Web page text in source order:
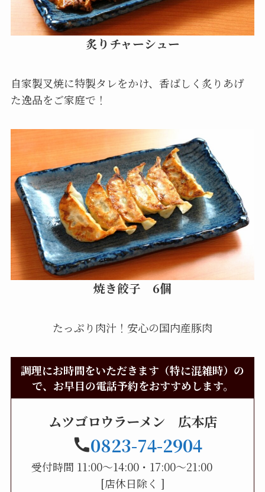
炙りチャーシュー
自家製叉焼に特製タレをかけ、香ばしく炙りあげ
た逸品をご家庭で！
焼き餃子 6個
たっぷり肉汁！安心の国内産豚肉
調理にお時間をいただきます（特に混雑時）の
で、お早目の電話予約をおすすめします。
ムツゴロウラーメン 広本店
0823-74-2904
受付時間 11:00～14:00・17:00～21:00
[店休日除く ]